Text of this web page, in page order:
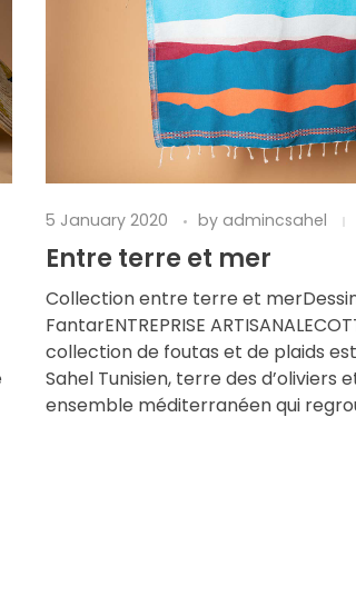
5 January 2020 by admincsahel
Entre terre et mer
Collection entre terre et
FantarENTREPRISE
collection de foutas et de plaids
Sahel Tunisien, terre des d’oliviers
ensemble méditerranéen qui